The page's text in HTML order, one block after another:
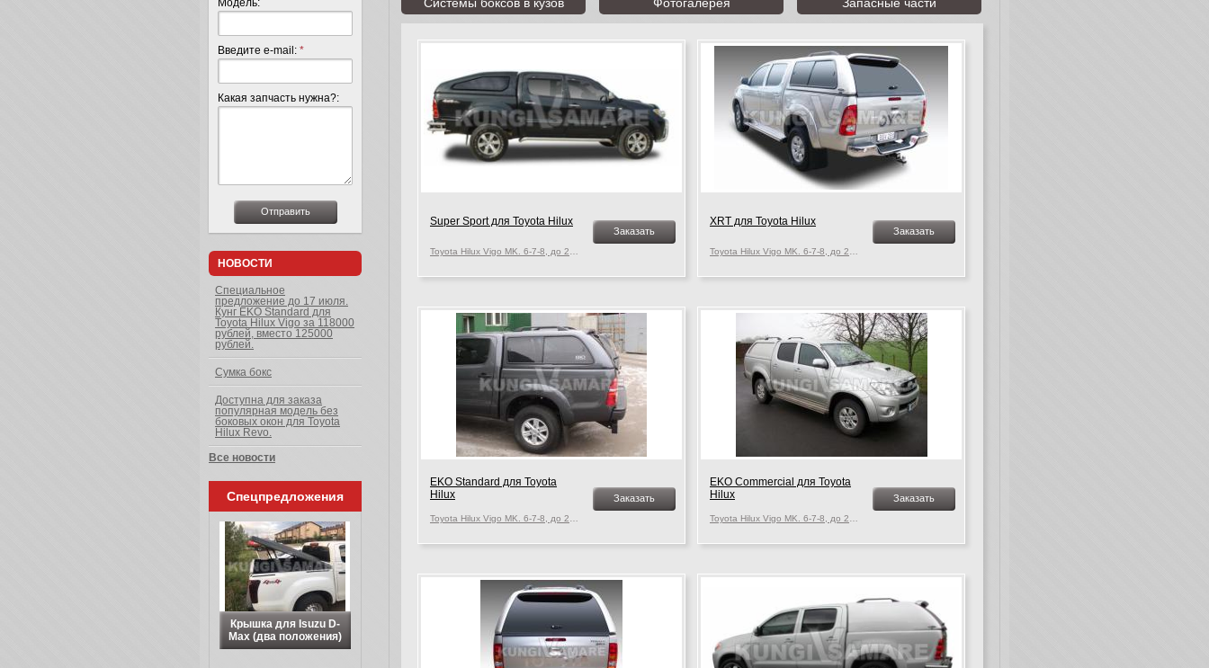
Super Sport для Toyota Hilux
Заказать
XRT для Toyota Hilux
Заказать
EKO Standard для Toyota
Hilux
Заказать
EKO Commerсial для Toyota
Hilux
Заказать
Модель:
Введите e-mail: *
Какая запчасть нужна?:
НОВОСТИ
Специальное
предложение до 17 июля.
Кунг EKO Standard для
Toyota Hilux Vigo за 118000
рублей, вместо 125000
рублей.
Сумка бокс
Доступна для заказа
популярная модель без
боковых окон для Toyota
Hilux Revo.
Все новости
Спецпредложения
Крышка для Isuzu D-
Max (два положения)